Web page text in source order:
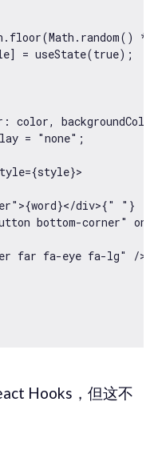
*
= useState(true);
color,
= "none";
div>{" "}
bottom-corner"
far fa-eye fa-lg" /
Hooks，但这不